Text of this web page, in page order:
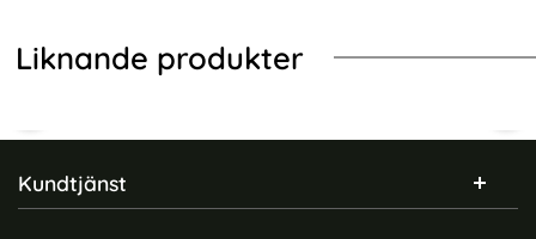
Liknande produkter
Sidfot Blandad info och länkar
Kundtjänst